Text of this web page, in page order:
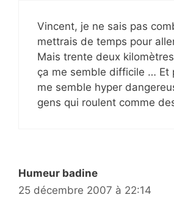
Vincent, je ne sais pas
mettrais de temps pour
Mais trente deux
ça me semble difficile … Et
me semble hyper
gens qui roulent comme
Humeur badine
25 décembre 2007 à 22:14